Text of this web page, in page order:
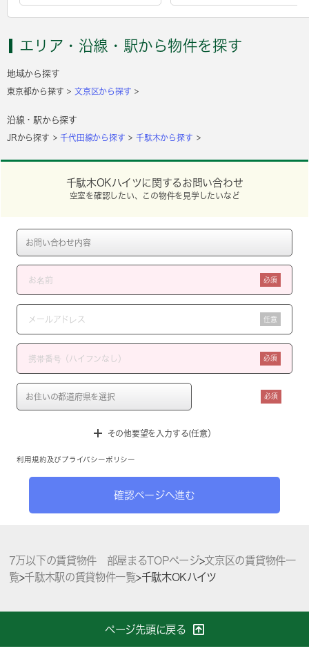
エリア・沿線・駅から物件を探す
地域から探す
東京都から探す 文京区から探す
沿線・駅から探す
JRから探す 千代田線から探す 千駄木から探す
千駄木OKハイツに関するお問い合わせ
空室を確認したい、この物件を見学したいなど
必須
任意
必須
必須
その他要望を入力する(任意）
利用規約 及び プライバシーポリシー
確認ページへ進む
7万以下の賃貸物件 部屋まるTOPページ>文京区の賃貸物件一
覧>千駄木駅の賃貸物件一覧>千駄木OKハイツ
ページ先頭に戻る